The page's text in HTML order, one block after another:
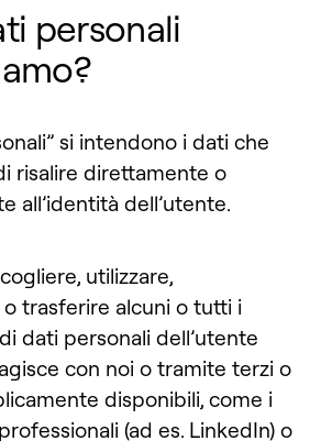
personali
si intendono i dati che
risalire direttamente o
all’identità dell’utente.
utilizzare,
trasferire alcuni o tutti i
dati personali dell’utente
con noi o tramite terzi o
disponibili, come i
(ad es. LinkedIn) o